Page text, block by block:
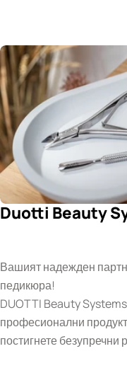
Duotti Beauty
Вашият надежден
педикюра!
DUOTTI Beauty
професионални
постигнете безупречни